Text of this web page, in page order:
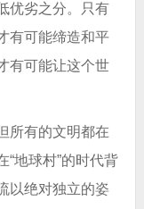
优劣之分。只有
有可能缔造和平
有可能让这个世
所有的文明都在
“地球村”的时代背
以绝对独立的姿